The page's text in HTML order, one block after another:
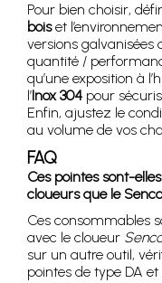
Pour bien choisir,
boiset
versions galvanisées
quantité /
qu’une exposition à
l’Inox 304 pour
Enfin, ajustez le
au volume de vos
FAQ
Ces pointes sont-
cloueurs que le Senco
Ces consommables
avec le cloueur
sur un autre outil,
pointes de type DA